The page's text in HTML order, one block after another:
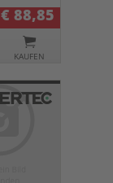
€ 88,85
KAUFEN